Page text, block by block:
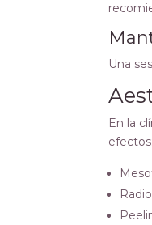
Una
En la
efectos: